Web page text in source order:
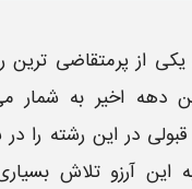
از پرمتقاضی ترین
اخیر به شمار می
در این رشته را در سر
این آرزو تلاش